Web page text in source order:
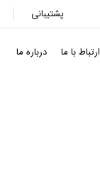
پشتیبانی
ارتباط با ما درباره ما